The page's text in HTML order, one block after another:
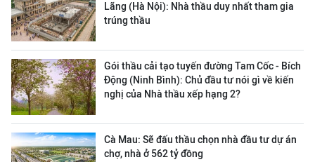
Lãng (Hà Nội): Nhà thầu duy nhất tham gia
trúng thầu
Gói thầu cải tạo tuyến đường Tam Cốc - Bích
Động (Ninh Bình): Chủ đầu tư nói gì về kiến
nghị của Nhà thầu xếp hạng 2?
Cà Mau: Sẽ đấu thầu chọn nhà đầu tư dự án
chợ, nhà ở 562 tỷ đồng